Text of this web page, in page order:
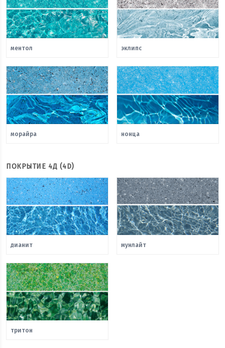
ментол эклипс
морайра нонца
ПОКРЫТИЕ 4Д (4D)
дианит мунлайт
тритон